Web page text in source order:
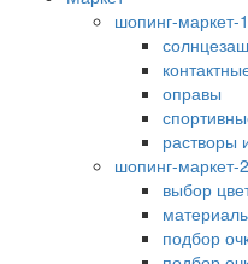
шопинг-маркет-1
оправы
растворы
шопинг-маркет-2
выбор
подбор